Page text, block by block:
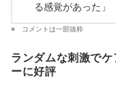
る感覚があった」
コメントは一部抜粋
ランダムな刺激で
ーに好評